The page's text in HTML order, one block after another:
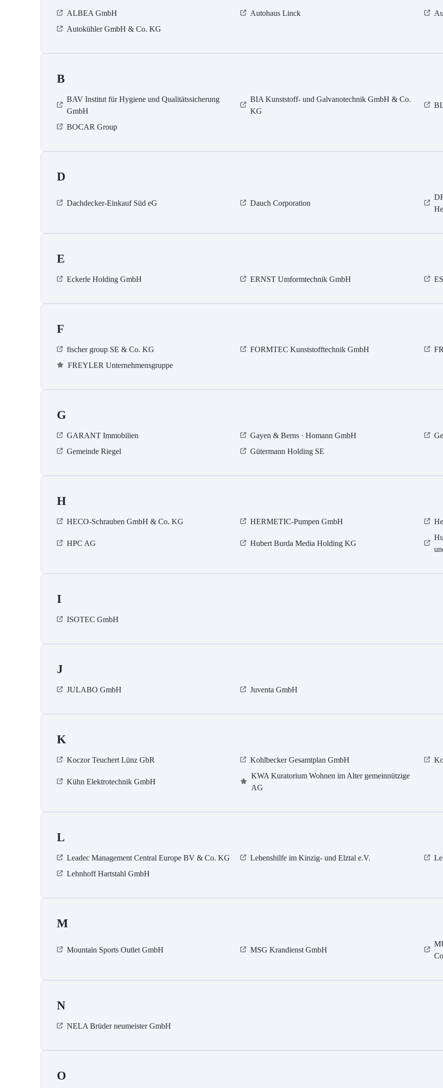
ALBEA GmbH Autohaus Linck
Autokühler GmbH & Co. KG
B
BAV Institut für Hygiene und Qualitätssicherung
GmbH
BIA Kunststoff- und Galvanotechnik GmbH & Co.
KG
BOCAR Group
D
Dachdecker-Einkauf Süd eG Dauch Corporation
E
Eckerle Holding GmbH ERNST Umformtechnik GmbH
F
fischer group SE & Co. KG FORMTEC Kunststofftechnik GmbH
FREYLER Unternehmensgruppe
G
GARANT Immobilien Gayen & Berns · Homann GmbH
Gemeinde Riegel
Gütermann Holding SE
H
HECO-Schrauben GmbH & Co. KG HERMETIC-Pumpen GmbH
HPC AG Hubert Burda Media Holding KG
I
ISOTEC GmbH
J
JULABO GmbH Juventa GmbH
K
Koczor Teuchert Lünz GbR Kohlbecker Gesamtplan GmbH
Kühn Elektrotechnik GmbH
KWA Kuratorium Wohnen im Alter gemeinnützige
AG
L
Leadec Management Central Europe BV & Co. KG Lebenshilfe im Kinzig-​​​ und Elztal e.V.
Lehnhoff Hartstahl GmbH
M
Mountain Sports Outlet GmbH MSG Krandienst GmbH
N
NELA Brüder neumeister GmbH
O